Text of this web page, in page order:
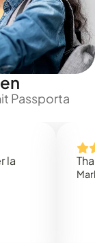
Passporta
Thank